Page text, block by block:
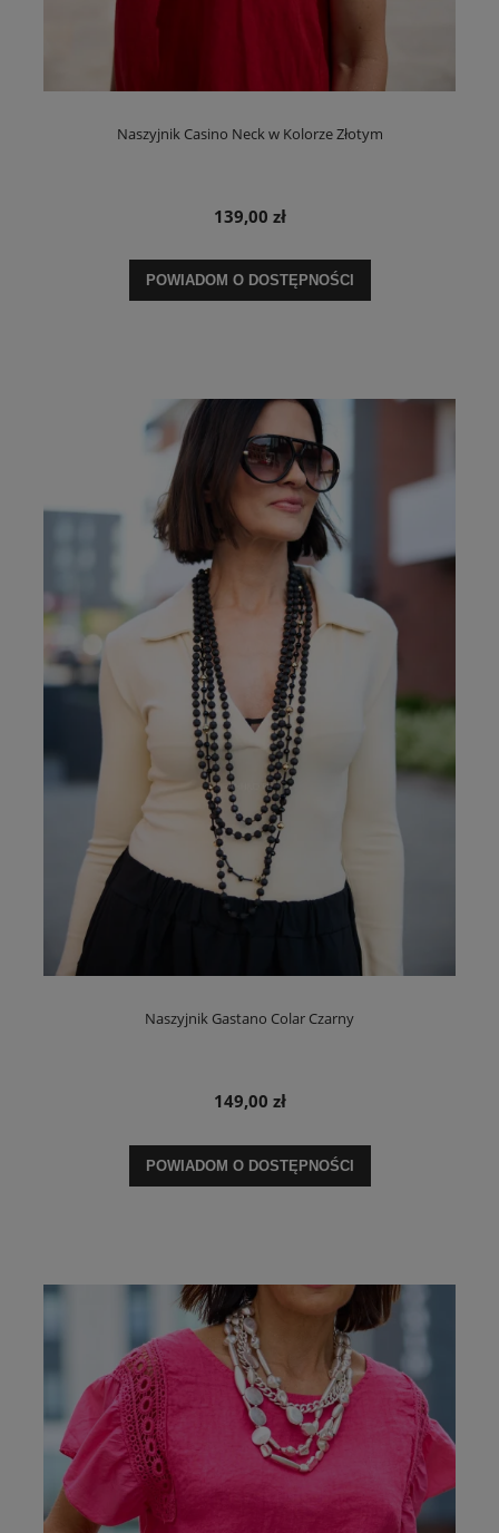
Naszyjnik Casino Neck w Kolorze Złotym
139,00 zł
POWIADOM O DOSTĘPNOŚCI
Naszyjnik Gastano Colar Czarny
149,00 zł
POWIADOM O DOSTĘPNOŚCI